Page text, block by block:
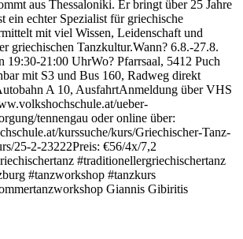
aus Thessaloniki. Er bringt über 25 Jahre
ein echter Spezialist für griechische
mit viel Wissen, Leidenschaft und
griechischen Tanzkultur.Wann? 6.8.-27.8.
19:30-21:00 UhrWo? Pfarrsaal, 5412 Puch
mit S3 und Bus 160, Radweg direkt
A 10, AusfahrtAnmeldung über VHS
ueber-
tennengau oder online über:
kurssuche/kurs/Griechischer-Tanz-
25-2-23222Preis: €56/4x/7,2
#traditionellergriechischertanz
#tanzworkshop #tanzkurs
Giannis Gibiritis